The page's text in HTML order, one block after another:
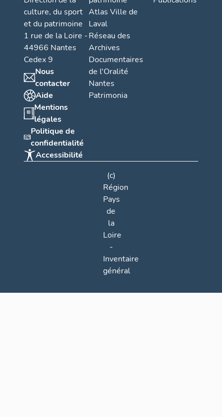
culture, du sport
et du patrimoine
1 rue de la Loire -
44966 Nantes
Cedex 9
Nous
contacter
Aide
Mentions
légales
Politique de
confidentialité
Accessibilité
Atlas Ville de
Laval
Réseau des
Archives
Documentaires
de l'Oralité
Nantes
Patrimonia
(c)
Région
Pays
de
la
Loire
-
Inventaire
général